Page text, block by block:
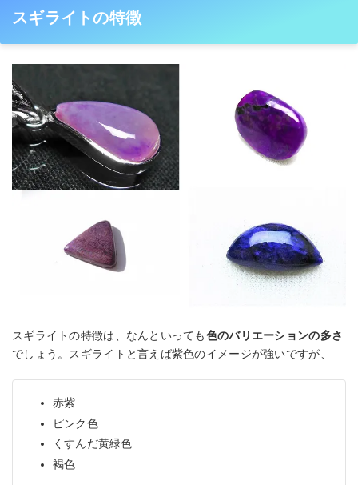
スギライトの特徴
スギライトの特徴は、なんといっても色のバリエーションの多さ
でしょう。スギライトと言えば紫色のイメージが強いですが、
赤紫
ピンク色
くすんだ黄緑色
褐色